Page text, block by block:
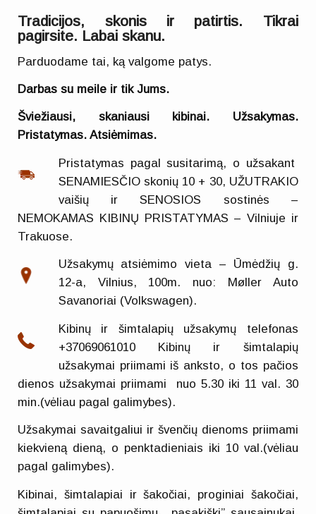
Tradicijos, skonis ir patirtis. Tikrai
pagirsite. Labai skanu.
Parduodame tai, ką valgome patys.
Darbas su meile ir tik Jums.
Šviežiausi, skaniausi kibinai. Užsakymas.
Pristatymas. Atsiėmimas.
Pristatymas pagal susitarimą, o užsakant
SENAMIESČIO skonių 10 + 30, UŽUTRAKIO
vaišių ir SENOSIOS sostinės –
NEMOKAMAS KIBINŲ PRISTATYMAS – Vilniuje ir
Trakuose.
Užsakymų atsiėmimo vieta – Ūmėdžių g.
12-a, Vilnius, 100m. nuo: Møller Auto
Savanoriai (Volkswagen).
Kibinų ir šimtalapių užsakymų telefonas
+37069061010 Kibinų ir šimtalapių
užsakymai priimami iš anksto, o tos pačios
dienos užsakymai priimami nuo 5.30 iki 11 val. 30
min.(vėliau pagal galimybes).
Užsakymai savaitgaliui ir švenčių dienoms priimami
kiekvieną dieną, o penktadieniais iki 10 val.(vėliau
pagal galimybes).
Kibinai, šimtalapiai ir šakočiai, proginiai šakočiai,